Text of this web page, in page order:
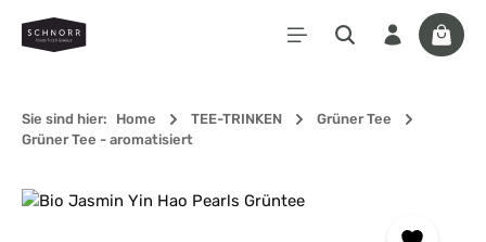
Zum Hauptinhalt springen
Sie sind hier: Home TEE-TRINKEN
Grüner Tee
Grüner Tee - aromatisiert
Bildergalerie überspringen